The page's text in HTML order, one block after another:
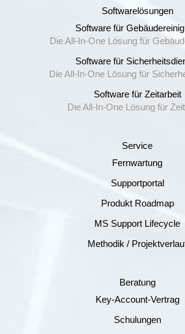
Softwarelösungen
Software für
Die All-In-One Lösung für
Software für
Die All-In-One Lösung für
Software für Zeitarbeit
Die All-In-One Lösung für
Service
Fernwartung
Supportportal
Produkt Roadmap
MS Support Lifecycle
Methodik /
Beratung
Key-Account-Vertrag
Schulungen